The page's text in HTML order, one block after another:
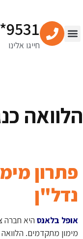
9531*
חייגו אלינו
הלוואה
פתרון
נדל"ן
אופל בלאנס היא חברה
מימון מתקדמים. הלוואה